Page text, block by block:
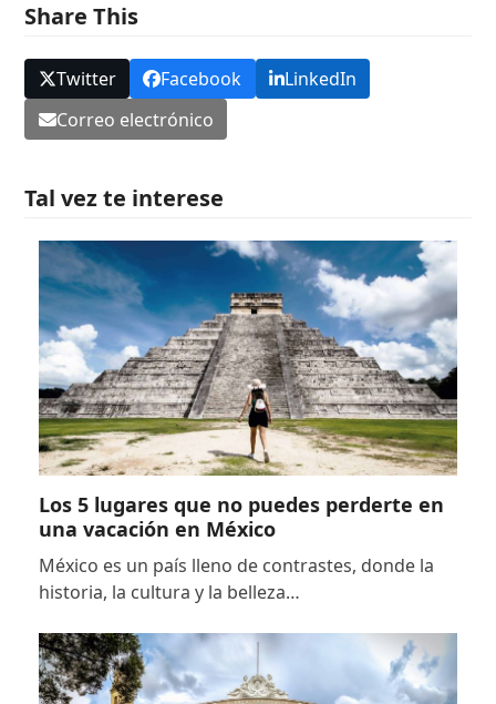
Share This
Twitter Facebook
LinkedIn
Correo electrónico
Tal vez te interese
Los 5 lugares que no puedes perderte en
una vacación en México
México es un país lleno de contrastes, donde la
historia, la cultura y la belleza…